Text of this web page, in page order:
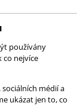
používány
co nejvíce
médií a
ukázat jen to, co